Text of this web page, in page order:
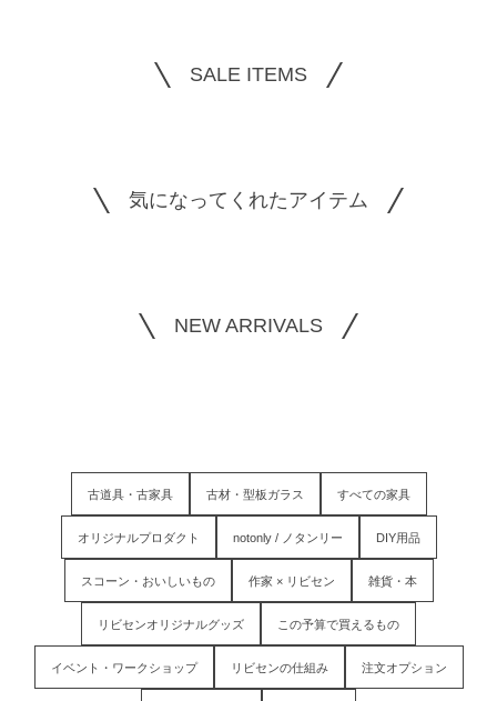
SALE ITEMS
気になってくれたアイテム
NEW ARRIVALS
古道具・古家具 古材・型板ガラス すべての家具
オリジナルプロダクト notonly / ノタンリー DIY用品
スコーン・おいしいもの 作家 × リビセン 雑貨・本
リビセンオリジナルグッズ この予算で買えるもの
イベント・ワークショップ リビセンの仕組み 注文オプション